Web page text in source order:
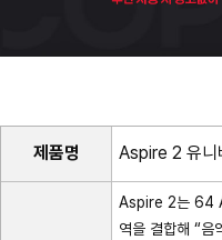
제품명 Aspire 2 유니
Aspire 2는 64
역을 결합해 “음